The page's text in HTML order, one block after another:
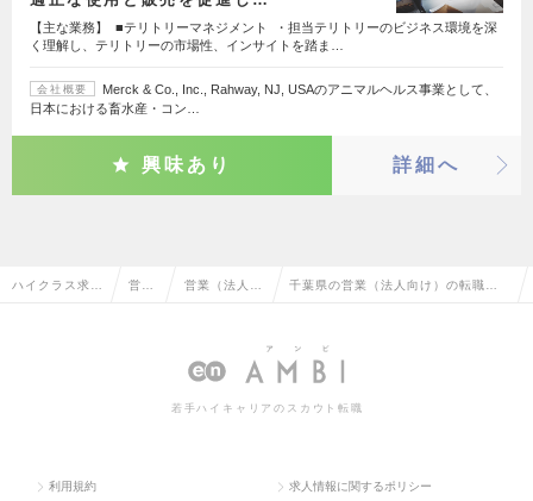
【主な業務】 ■テリトリーマネジメント ・担当テリトリーのビジネス環境を深
く理解し、テリトリーの市場性、インサイトを踏ま…
会社概要
Merck & Co., Inc., Rahway, NJ, USAのアニマルヘルス事業として、
日本における畜水産・コン…
興味あり 詳細へ
ハイクラス求人 営業 営業（法人向 千葉県の営業（法人向け）の転職・
若手ハイキャリアのスカウト転職
利用規約 求人情報に関するポリシー